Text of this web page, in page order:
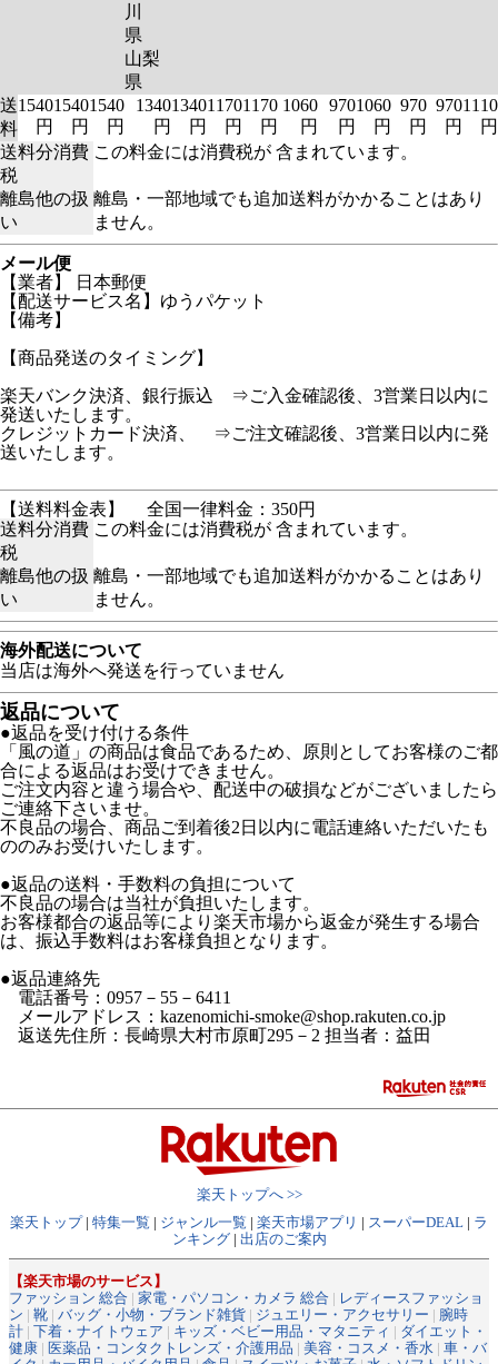
川
県
山梨
県
送
料
1540
円
1540
円
1540
円
1340
円
1340
円
1170
円
1170
円
1060
円
970
円
1060
円
970
円
970
円
1110
円
送料分消費
税
この料金には消費税が 含まれています。
離島他の扱
い
離島・一部地域でも追加送料がかかることはあり
ません。
メール便
【業者】 日本郵便
【配送サービス名】ゆうパケット
【備考】
【商品発送のタイミング】
楽天バンク決済、銀行振込 ⇒ご入金確認後、3営業日以内に
発送いたします。
クレジットカード決済、 ⇒ご注文確認後、3営業日以内に発
送いたします。
【送料料金表】
全国一律料金：350円
送料分消費
税
この料金には消費税が 含まれています。
離島他の扱
い
離島・一部地域でも追加送料がかかることはあり
ません。
海外配送について
当店は海外へ発送を行っていません
返品について
●返品を受け付ける条件
「風の道」の商品は食品であるため、原則としてお客様のご都
合による返品はお受けできません。
ご注文内容と違う場合や、配送中の破損などがございましたら
ご連絡下さいませ。
不良品の場合、商品ご到着後2日以内に電話連絡いただいたも
ののみお受けいたします。
●返品の送料・手数料の負担について
不良品の場合は当社が負担いたします。
お客様都合の返品等により楽天市場から返金が発生する場合
は、振込手数料はお客様負担となります。
●返品連絡先
電話番号：0957－55－6411
メールアドレス：kazenomichi-smoke@shop.rakuten.co.jp
返送先住所：長崎県大村市原町295－2 担当者：益田
楽天トップへ >>
楽天トップ| 特集一覧 | ジャンル一覧 | 楽天市場アプリ | スーパーDEAL | ラ
ンキング| 出店のご案内
【楽天市場のサービス】
ファッション 総合 | 家電・パソコン・カメラ 総合 | レディースファッショ
ン | 靴 | バッグ・小物・ブランド雑貨 | ジュエリー・アクセサリー | 腕時
計 | 下着・ナイトウェア | キッズ・ベビー用品・マタニティ | ダイエット・
健康 | 医薬品・コンタクトレンズ・介護用品 | 美容・コスメ・香水 | 車・バ